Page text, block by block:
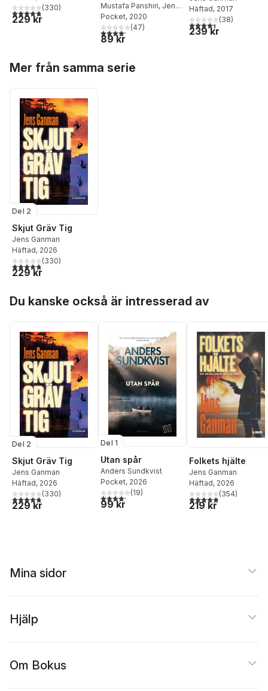
4,8utav 5 stjärnor. Totalt antal röster:
(330)
229 kr
Mustafa Panshiri, Jens
Ganman
Pocket, 2020
4,2utav 5 stjärnor. Totalt antal röster:
(47)
89 kr
Häftad, 2017
4,4utav 5 stjärnor.
(38)
239 kr
Mer från samma serie
Del 2
Skjut Gräv Tig
Jens Ganman
Häftad, 2026
4,8utav 5 stjärnor. Totalt antal röster:
(330)
229 kr
Du kanske också är intresserad av
Del 2
Skjut Gräv Tig
Jens Ganman
Häftad, 2026
4,8utav 5 stjärnor. Totalt antal röster:
(330)
229 kr
Del 1
Utan spår
Anders Sundkvist
Pocket, 2026
4,2utav 5 stjärnor. Totalt antal röster:
(19)
99 kr
Folkets hjälte
Jens Ganman
Häftad, 2026
4,9utav 5 stjärnor.
(354)
219 kr
Mina sidor
Hjälp
Om Bokus